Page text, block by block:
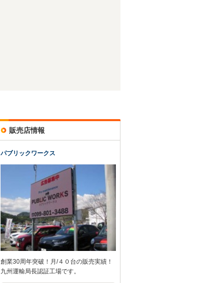
販売店情報
パブリックワークス
創業30周年突破！月/４０台の販売実績！
九州運輸局長認証工場です。